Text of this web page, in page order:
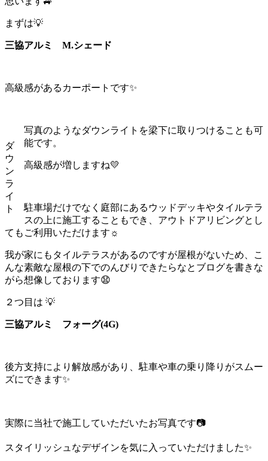
まずは💡
三協アルミ M.シェード
高級感があるカーポートです✨
ダ
ウ
ン
ラ
イ
ト
写真のようなダウンライトを梁下に取りつけることも可
能です。
高級感が増しますね💛
駐車場だけでなく庭部にあるウッドデッキやタイルテラ
スの上に施工することもでき、アウトドアリビングとし
てもご利用いただけます☼
我が家にもタイルテラスがあるのですが屋根がないため、こ
んな素敵な屋根の下でのんびりできたらなとブログを書きな
がら想像しております😧
２つ目は 💡
三協アルミ フォーグ(4G)
後方支持により解放感があり、駐車や車の乗り降りがスムー
ズにできます✨
実際に当社で施工していただいたお写真です📷
スタイリッシュなデザインを気に入っていただけました✨